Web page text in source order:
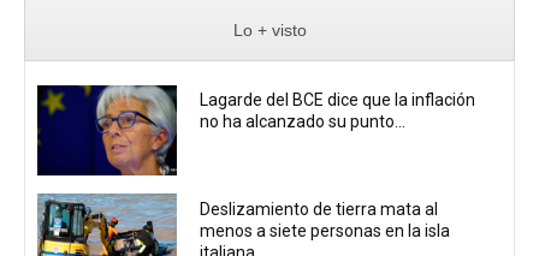
Lo + visto
Lagarde del BCE dice que la inflación
no ha alcanzado su punto...
Deslizamiento de tierra mata al
menos a siete personas en la isla
italiana...